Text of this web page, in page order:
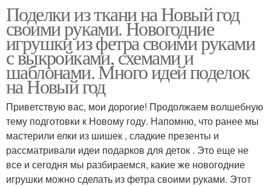
Поделки из ткани на Новый год
своими руками. Новогодние
игрушки из фетра своими руками
с выкройками, схемами и
шаблонами. Много идей поделок
на Новый год
Приветствую вас, мои дорогие! Продолжаем волшебную
тему подготовки к Новому году. Напомню, что ранее мы
мастерили елки из шишек , сладкие презенты и
рассматривали идеи подарков для деток . Это еще не
все и сегодня мы разбираемся, какие же новогодние
игрушки можно сделать из фетра своими руками. Этот